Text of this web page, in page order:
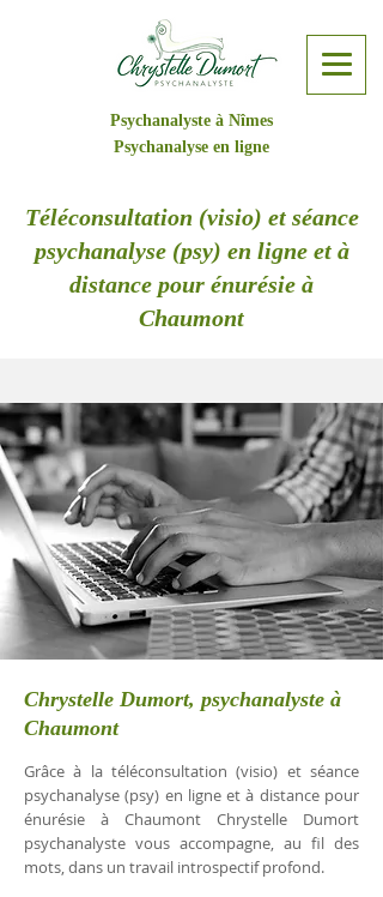
Psychanalyste à Nîmes
Psychanalyse en ligne
Téléconsultation (visio) et séance
psychanalyse (psy) en ligne et à
distance pour énurésie à
Chaumont
Chrystelle Dumort, psychanalyste à
Chaumont
Grâce à la téléconsultation (visio) et séance
psychanalyse (psy) en ligne et à distance pour
énurésie à Chaumont Chrystelle Dumort
psychanalyste vous accompagne, au fil des
mots, dans un travail introspectif profond.